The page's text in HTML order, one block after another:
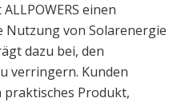
einen
Nutzung von Solarenergie
dazu bei, den
verringern. Kunden
Produkt,